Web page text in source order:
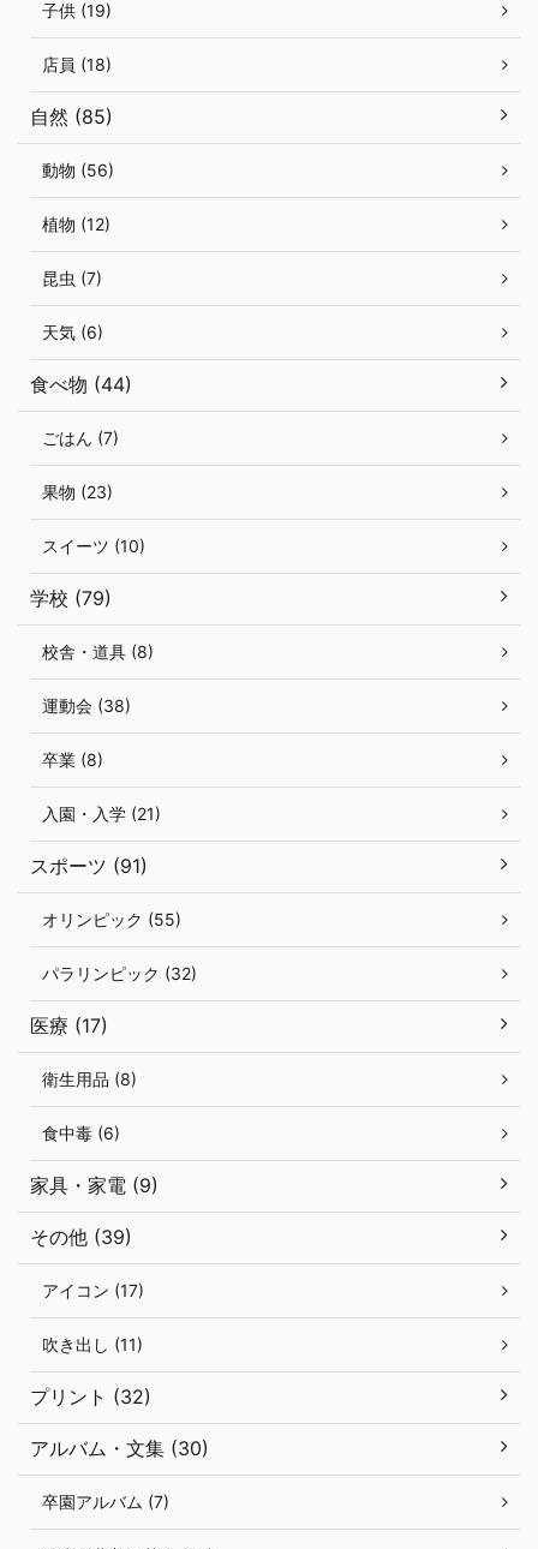
子供 (19)
店員 (18)
自然 (85)
動物 (56)
植物 (12)
昆虫 (7)
天気 (6)
食べ物 (44)
ごはん (7)
果物 (23)
スイーツ (10)
学校 (79)
校舎・道具 (8)
運動会 (38)
卒業 (8)
入園・入学 (21)
スポーツ (91)
オリンピック (55)
パラリンピック (32)
医療 (17)
衛生用品 (8)
食中毒 (6)
家具・家電 (9)
その他 (39)
アイコン (17)
吹き出し (11)
プリント (32)
アルバム・文集 (30)
卒園アルバム (7)